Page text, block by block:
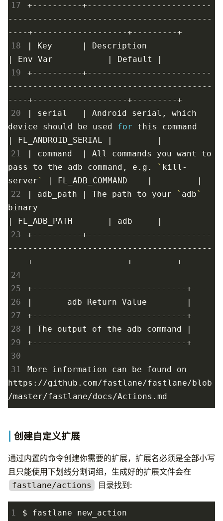
17
+----------+-------------------------
-----------------------------------------
18
| Key |
|
Env Var | Default
|
19
+----------+-------------------------
-----------------------------------------
20
| serial |
Android serial, which
device should be used for this command
|
FL_ANDROID_SERIAL |
|
21
| command |
All commands you want to
pass to the adb command, e.g.
` kill-
server` | FL_ADB_COMMAND |
|
22
| adb_path | The path to your ` adb`
|
FL_ADB_PATH | adb
|
23
+----------+-------------------------
-----------------------------------------
24
25
26
|
       adb Return Value
|
27
28
| The output of the adb command
|
29
30
31
More information can be found on
https://github.com/fastlane/fastlane/blob
创建自定义扩展
通过内置的命令创建你需要的扩展，扩展名必须是全部小写
且只能使用下划线分割词组，生成好的扩展文件会在
fastlane/actions 目录找到:
1